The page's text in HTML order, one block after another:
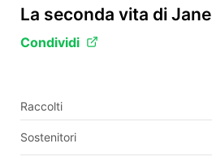
La seconda vita di Jane
Condividi
Raccolti
Sostenitori